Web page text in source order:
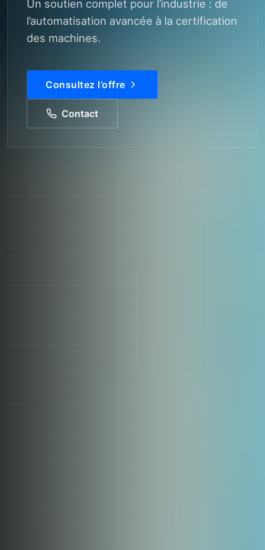
Un soutien complet pour l’industrie : de
l’automatisation avancée à la certification
des machines.
Consultez l’offre
Contact